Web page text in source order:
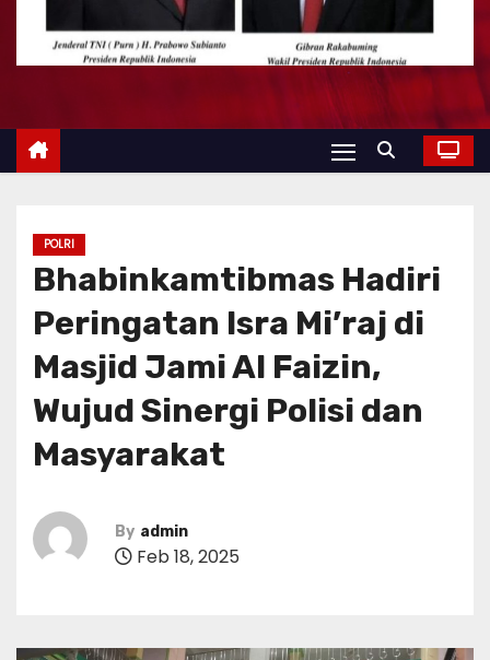
POLRI
Bhabinkamtibmas Hadiri
Peringatan Isra Mi’raj di
Masjid Jami Al Faizin,
Wujud Sinergi Polisi dan
Masyarakat
By admin
Feb 18, 2025